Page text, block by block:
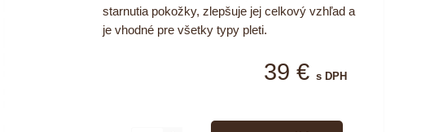
starnutia pokožky, zlepšuje jej celkový vzhľad a
je vhodné pre všetky typy pleti.
39 € s DPH